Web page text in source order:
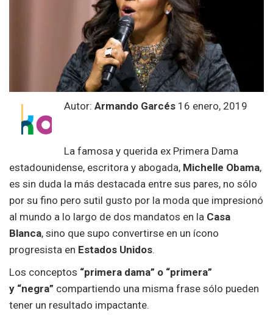
Autor: Armando Garcés 16 enero, 2019
La famosa y querida ex Primera Dama
estadounidense, escritora y abogada, Michelle Obama,
es sin duda la más destacada entre sus pares, no sólo
por su fino pero sutil gusto por la moda que impresionó
al mundo a lo largo de dos mandatos en la Casa
Blanca, sino que supo convertirse en un ícono
progresista en Estados Unidos.
Los conceptos “primera dama” o “primera”
y “negra” compartiendo una misma frase sólo pueden
tener un resultado impactante.